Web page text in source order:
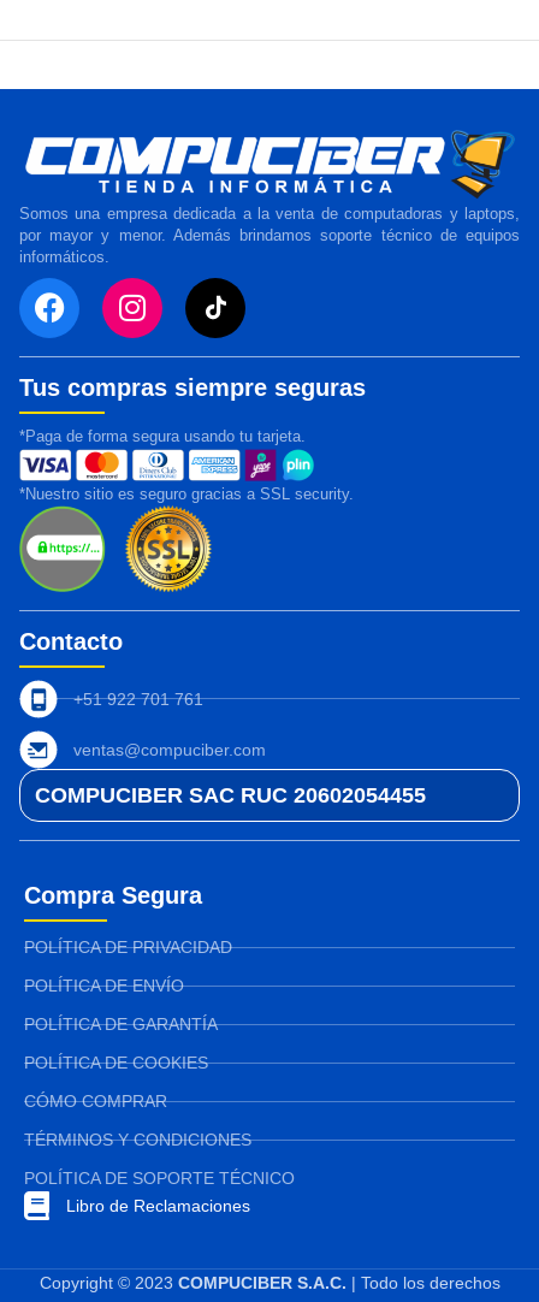
Somos una empresa dedicada a la venta de computadoras y laptops,
por mayor y menor. Además brindamos soporte técnico de equipos
informáticos.
Tus compras siempre seguras
*Paga de forma segura usando tu tarjeta.
*Nuestro sitio es seguro gracias a SSL security.
Contacto
+51 922 701 761
ventas@compuciber.com
COMPUCIBER SAC RUC 20602054455
Compra Segura
POLÍTICA DE PRIVACIDAD
POLÍTICA DE ENVÍO
POLÍTICA DE GARANTÍA
POLÍTICA DE COOKIES
CÓMO COMPRAR
TÉRMINOS Y CONDICIONES
POLÍTICA DE SOPORTE TÉCNICO
Libro de Reclamaciones
Copyright © 2023 COMPUCIBER S.A.C. | Todo los derechos